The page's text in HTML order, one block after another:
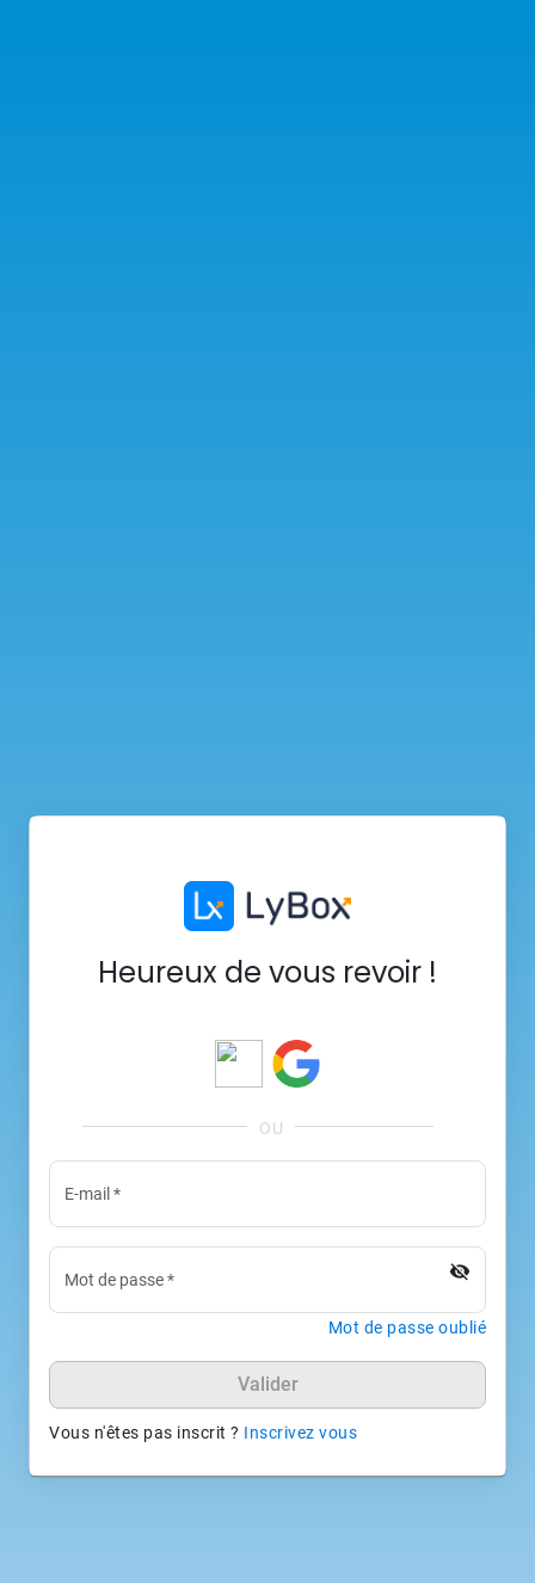
Heureux de vous revoir !
E-mail *
Mot de passe* visibility_off
Mot de passe oublié
Valider
Vous n'êtes pas inscrit ? Inscrivez vous